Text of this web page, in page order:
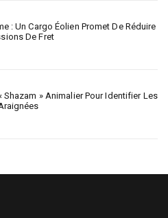
: Un Cargo Éolien Promet De Réduire
De Fret
Shazam » Animalier Pour Identifier Les